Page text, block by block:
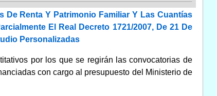
De Renta Y Patrimonio Familiar Y Las Cuantías
El Real Decreto 1721/2007, De 21 De
Personalizadas
por los que se regirán las convocatorias de
con cargo al presupuesto del Ministerio de